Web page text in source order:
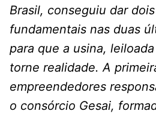
Brasil, conseguiu dar
fundamentais nas duas
para que a usina,
torne realidade. A
empreendedores
o consórcio Gesai,